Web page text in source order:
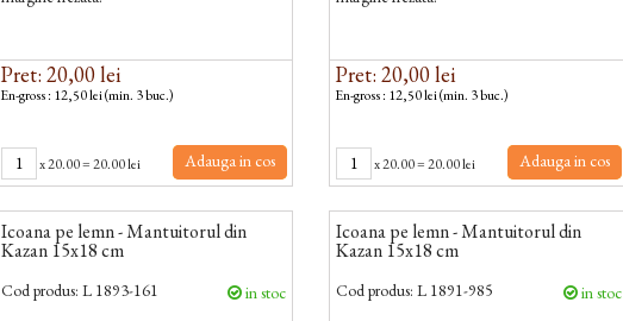
Pret: 20,00 lei
En-gross : 12,50 lei (min. 3 buc.)
x20.00=20.00 lei Adauga in cos
Pret: 20,00 lei
En-gross : 12,50 lei (min. 3 buc.)
x20.00=20.00 lei Adauga in cos
Icoana pe lemn - Mantuitorul din
Kazan 15x18 cm
Cod produs: L 1893-161 in stoc
Icoana pe lemn - Mantuitorul din
Kazan 15x18 cm
Cod produs: L 1891-985 in stoc